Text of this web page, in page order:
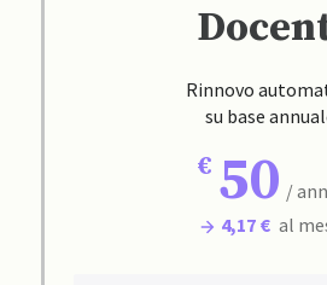
Rinnovo
su base
50 /
4,17 € al